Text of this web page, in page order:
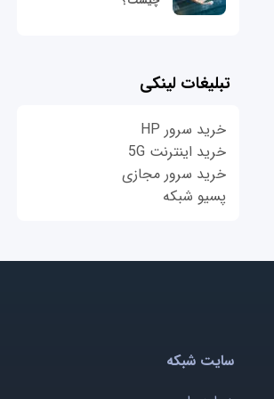
تبلیغات لینکی
خرید سرور HP
خرید اینترنت 5G
خرید سرور مجازی
پسیو شبکه
سایت شبکه